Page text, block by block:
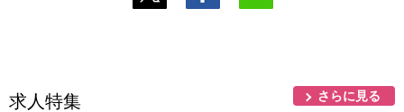
求人特集 さらに見る